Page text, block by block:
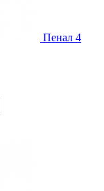
Пенал 4